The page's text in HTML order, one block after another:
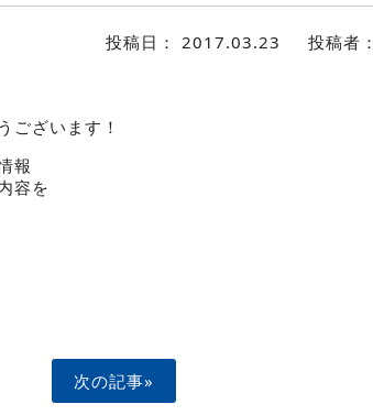
投稿日： 2017.03.23 投稿者：
ございます！
報
容を
次の記事»